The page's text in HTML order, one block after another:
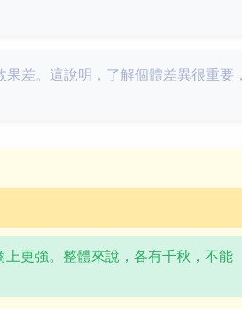
差。這說明，了解個體差異很重要
更強。整體來說，各有千秋，不能